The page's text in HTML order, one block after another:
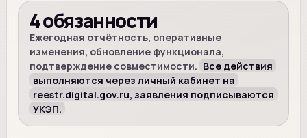
4 обязанности
Ежегодная отчётность, оперативные
изменения, обновление функционала,
подтверждение совместимости. Все действия
выполняются через личный кабинет на
reestr.digital.gov.ru, заявления подписываются
УКЭП.